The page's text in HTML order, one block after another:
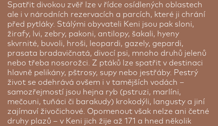
Spatřit divokou zvěř lze v řídce osídlených oblastech
ale i v národních rezervacích a parcích, které ji chrání
před pytláky. Stálými obyvateli Keni jsou pak sloni,
žirafy, lvi, zebry, pakoni, antilopy, šakali, hyeny
skvrnité, buvoli, hroši, leopardi, gazely, gepardi,
prasata bradavičnatá, divocí psi, mnoho druhů jelenů
nebo třeba nosorožci. Z ptáků lze spatřit v destinaci
hlavně pelikány, pštrosy, supy nebo jestřáby. Pestrý
život se odehrává ovšem i v tamějších vodách –
samozřejmostí jsou hejna ryb (pstruzi, marlíni,
mečouni, tuňáci či barakudy) krokodýli, langusty a jiní
zajímaví živočichové. Opomenout však nelze ani četné
druhy plazů – v Keni jich žije až 171 a hned několik